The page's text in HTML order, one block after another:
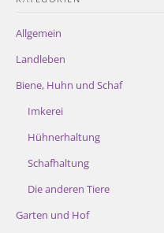
Allgemein
Landleben
Biene, Huhn und Schaf
Imkerei
Hühnerhaltung
Schafhaltung
Die anderen Tiere
Garten und Hof